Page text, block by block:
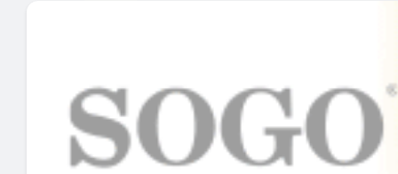
INICIO
EMPRESAS